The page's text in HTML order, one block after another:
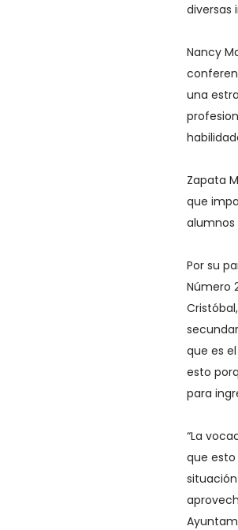
diversas
Nancy
una
Zapata
que
alumnos
Por su
Número
que es
esto
para
“La
que